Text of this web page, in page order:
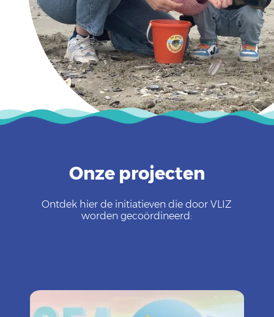
Onze projecten
Ontdek hier de initiatieven die door VLIZ
worden gecoördineerd: